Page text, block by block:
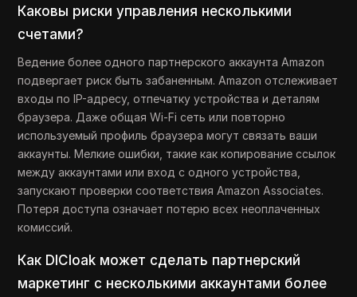
Каковы риски управления несколькими
счетами?
Ведение более одного партнерского аккаунта Amazon
подвергает риск быть забаненным. Amazon отслеживает
входы по IP-адресу, отпечатку устройства и деталям
браузера. Даже общая Wi-Fi сеть или повторно
используемый профиль браузера могут связать ваши
аккаунты. Мелкие ошибки, такие как копирование ссылок
между аккаунтами или вход с одного устройства,
запускают проверки соответствия Amazon Associates.
Потеря доступа означает потерю всех неоплаченных
комиссий.
Как DICloak может сделать партнерский
маркетинг с несколькими аккаунтами более